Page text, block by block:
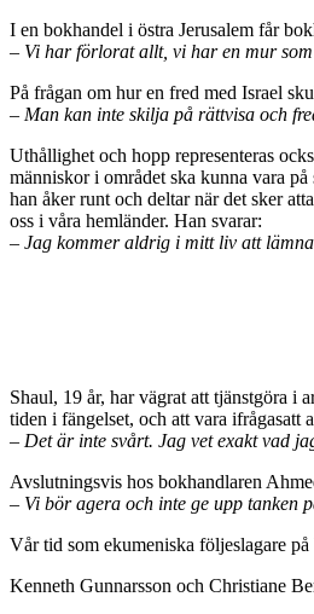
I en bokhandel i östra Jerusalem får
– Vi har förlorat allt, vi har en mur
På frågan om hur en fred med Israel
– Man kan inte skilja på rättvisa och
Uthållighet och hopp representeras
människor i området ska kunna vara
han åker runt och deltar när det sker
oss i våra hemländer. Han svarar:
– Jag kommer aldrig i mitt liv att
Shaul, 19 år, har vägrat att tjänstgöra i
tiden i fängelset, och att vara ifrågasatt
– Det är inte svårt. Jag vet exakt vad
Avslutningsvis hos bokhandlaren
– Vi bör agera och inte ge upp tanken
Vår tid som ekumeniska följeslagare
Kenneth Gunnarsson och Christiane